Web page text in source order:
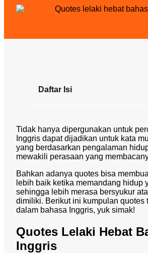
Tidak hanya dipergunakan untuk
Inggris dapat dijadikan untuk kata
yang berdasarkan pengalaman
mewakili perasaan yang
Bahkan adanya quotes bisa
lebih baik ketika memandang hidup
sehingga lebih merasa bersyukur
dimiliki. Berikut ini kumpulan quotes
dalam bahasa Inggris, yuk simak!
Quotes Lelaki Hebat
Inggris
Daftar Isi